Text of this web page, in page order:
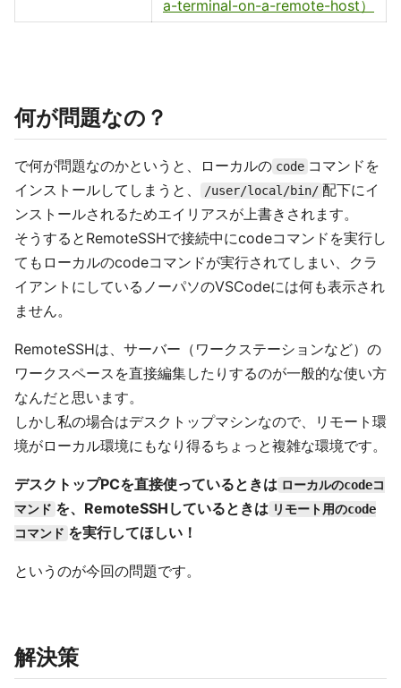
a-terminal-on-a-remote-host）
何が問題なの？
で何が問題なのかというと、ローカルの code コマンドを
インストールしてしまうと、
/user/local/bin/ 配下にイ
ンストールされるためエイリアスが上書きされます。
そうするとRemoteSSHで接続中にcodeコマンドを実行し
てもローカルのcodeコマンドが実行されてしまい、クラ
イアントにしているノーパソのVSCodeには何も表示され
ません。
RemoteSSHは、サーバー（ワークステーションなど）の
ワークスペースを直接編集したりするのが一般的な使い方
なんだと思います。
しかし私の場合はデスクトップマシンなので、リモート環
境がローカル環境にもなり得るちょっと複雑な環境です。
デスクトップPCを直接使っているときは ローカルのcodeコ
マンド を、RemoteSSHしているときは リモート用のcode
コマンド を実行してほしい！
というのが今回の問題です。
解決策